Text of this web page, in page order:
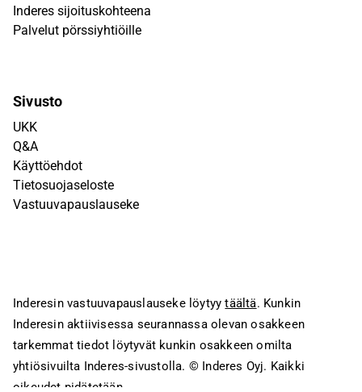
Inderes sijoituskohteena
Palvelut pörssiyhtiöille
Sivusto
UKK
Q&A
Käyttöehdot
Tietosuojaseloste
Vastuuvapauslauseke
Inderesin vastuuvapauslauseke löytyytäältä. Kunkin
Inderesin aktiivisessa seurannassa olevan osakkeen
tarkemmat tiedot löytyvät kunkin osakkeen omilta
yhtiösivuilta Inderes-sivustolla. © Inderes Oyj. Kaikki
oikeudet pidätetään.